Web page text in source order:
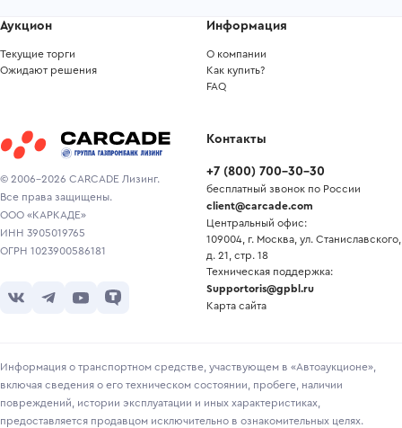
© 2006-2026 CARCADE Лизинг.
Все права защищены.
ООО «КАРКАДЕ»
ИНН 3905019765
ОГРН 1023900586181
Аукцион
Текущие торги
Ожидают решения
Информация
О компании
Как купить?
FAQ
Контакты
+7 (800) 700-30-30
бесплатный звонок по России
client@carcade.com
Центральный офис:
109004, г. Москва, ул. Станиславского,
д. 21, стр. 18
Техническая поддержка:
Supportoris@gpbl.ru
Карта сайта
Информация о транспортном средстве, участвующем в «Автоаукционе»,
включая сведения о его техническом состоянии, пробеге, наличии
повреждений, истории эксплуатации и иных характеристиках,
предоставляется продавцом исключительно в ознакомительных целях.